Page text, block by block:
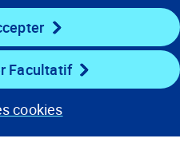
Conditions d’utilisation
Facultatif
cookies